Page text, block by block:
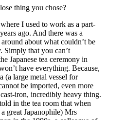
thing you chose?
I used to work as a part-
ago. And there was a
about what couldn’t be
Simply that you can’t
Japanese tea ceremony in
have everything. Because,
(a large metal vessel for
be imported, even more
iron, incredibly heavy thing.
in the tea room that when
great Japanophile) Mrs